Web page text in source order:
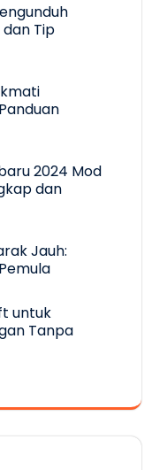
Tip
2024 Mod
dan
Jauh:
untuk
Tanpa